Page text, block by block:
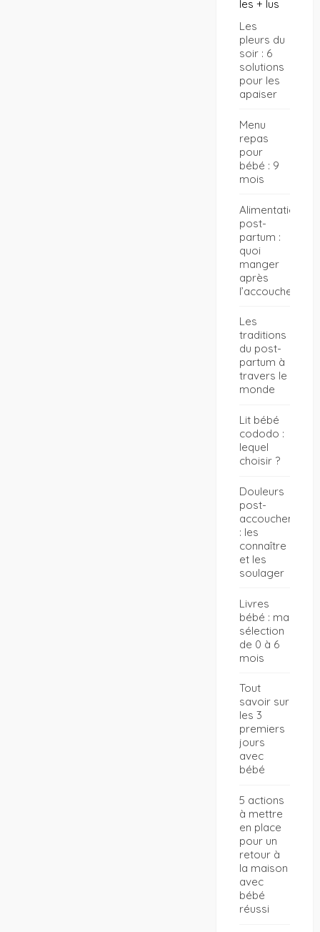
les + lus
Les
pleurs du
soir : 6
solutions
pour les
apaiser
Menu
repas
pour
bébé : 9
mois
Alimentation
post-
partum :
quoi
manger
après
Les
traditions
du post-
partum à
travers le
monde
Lit bébé
cododo :
lequel
choisir ?
Douleurs
post-
accouchement
: les
connaître
et les
soulager
Livres
bébé : ma
sélection
de 0 à 6
mois
Tout
savoir sur
les 3
premiers
jours
avec
bébé
5 actions
à mettre
en place
pour un
retour à
la maison
avec
bébé
réussi